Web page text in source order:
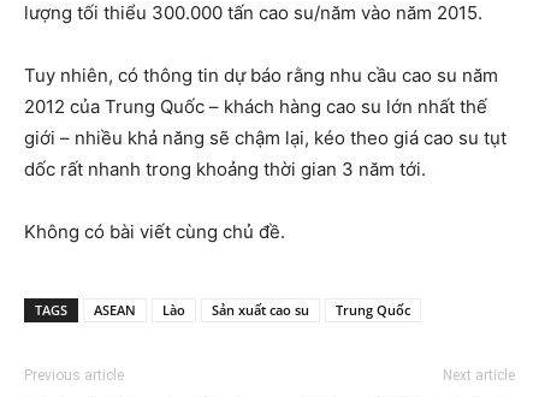
lượng tối thiểu 300.000 tấn cao su/năm vào năm 2015.
Tuy nhiên, có thông tin dự báo rằng nhu cầu cao su năm
2012 của Trung Quốc – khách hàng cao su lớn nhất thế
giới – nhiều khả năng sẽ chậm lại, kéo theo giá cao su tụt
dốc rất nhanh trong khoảng thời gian 3 năm tới.
Không có bài viết cùng chủ đề.
TAGS ASEAN Lào Sản xuất cao su Trung Quốc
Previous article Next article